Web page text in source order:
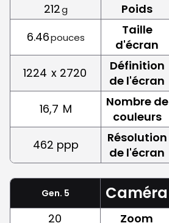
212g
Poids
6.46pouces
Taille
d'écran
1224 x 2720
Définition
de l'écran
16,7 M
Nombre de
couleurs
462 ppp
Résolution
de l'écran
Gen. 5 Caméra
20 Zoom